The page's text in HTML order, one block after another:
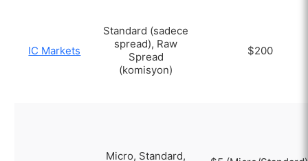
IC Markets
Standard (sadece
spread), Raw
Spread
(komisyon)
$200
Micro, Standard,